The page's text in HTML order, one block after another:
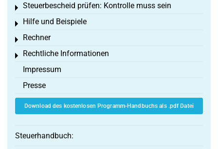
Steuerbescheid prüfen: Kontrolle muss sein
Toggle menu
Hilfe und Beispiele
Toggle menu
Rechner
Toggle menu
Rechtliche Informationen
Toggle menu
Impressum
Presse
Download des kostenlosen Programm-Handbuchs als .pdf Datei
Steuerhandbuch: